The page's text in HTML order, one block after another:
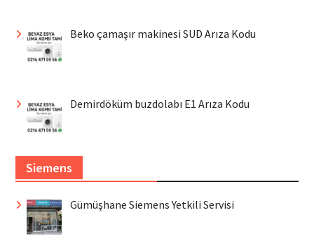
Beko çamaşır makinesi SUD Arıza Kodu
Demirdöküm buzdolabı E1 Arıza Kodu
Siemens
Gümüşhane Siemens Yetkili Servisi